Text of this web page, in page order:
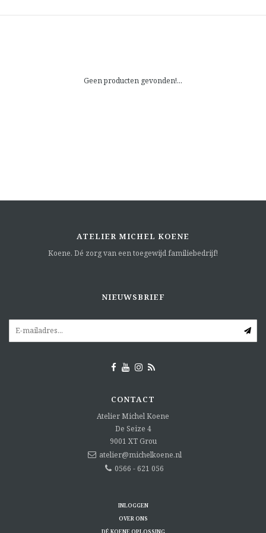
Geen producten gevonden!...
ATELIER MICHEL KOENE
Koene. Dé zorg van een toegewijd familiebedrijf!
NIEUWSBRIEF
CONTACT
Atelier Michel Koene
De Seize 4
9001 XT Grou
atelier@michelkoene.nl
0566 - 621 056
INLOGGEN
OVER ONS
DÉ KOENE OPLOSSING